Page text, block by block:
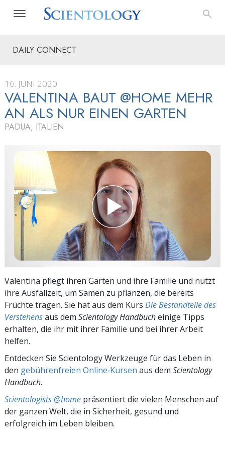
DAILY CONNECT
16. JUNI 2020
VALENTINA BAUT @HOME MEHR
AN ALS NUR EINEN GARTEN
PADUA, ITALIEN
Valentina pflegt ihren Garten und ihre Familie und nutzt
ihre Ausfallzeit, um Samen zu pflanzen, die bereits
Früchte tragen. Sie hat aus dem Kurs Die Bestandteile des
Verstehensaus dem Scientology Handbucheinige Tipps
erhalten, die ihr mit ihrer Familie und bei ihrer Arbeit
helfen.
Entdecken Sie Scientology Werkzeuge für das Leben in
den gebührenfreien Online‑Kursen aus dem Scientology
Handbuch.
Scientologists @home präsentiert die vielen Menschen auf
der ganzen Welt, die in Sicherheit, gesund und
erfolgreich im Leben bleiben.